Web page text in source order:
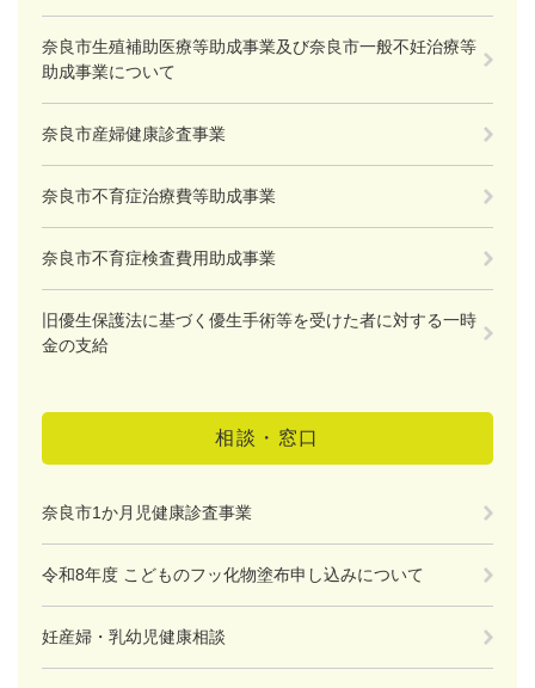
奈良市生殖補助医療等助成事業及び奈良市一般不妊治療等
助成事業について
奈良市産婦健康診査事業
奈良市不育症治療費等助成事業
奈良市不育症検査費用助成事業
旧優生保護法に基づく優生手術等を受けた者に対する一時
金の支給
相談・窓口
奈良市1か月児健康診査事業
令和8年度 こどものフッ化物塗布申し込みについて
妊産婦・乳幼児健康相談